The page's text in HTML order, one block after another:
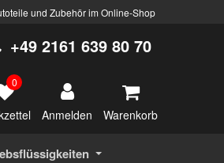
und Zubehör im Online-Shop
+49 2161 639 80 70
0
Anmelden Warenkorb